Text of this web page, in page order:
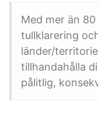
Med mer än
tullklarering
länder/
tillhandahålla
pålitlig,